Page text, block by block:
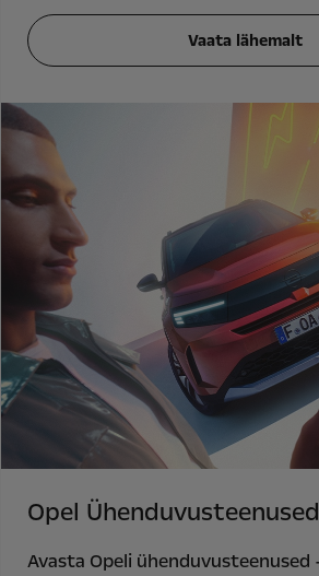
Vaata lähemalt
Opel Ühenduvusteenused
Avasta Opeli ühenduvusteenused